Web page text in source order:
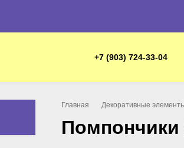
+7 (903) 724-33-04
Главная Декоративные
Помпончики